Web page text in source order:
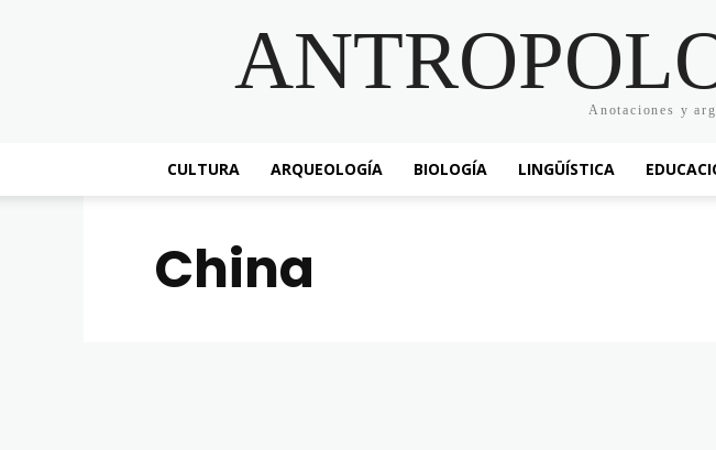
Anotaciones y
CULTURA ARQUEOLOGÍA BIOLOGÍA LINGÜÍSTICA
China